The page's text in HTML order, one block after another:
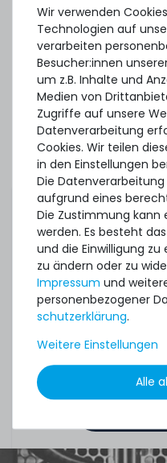
HP Cache Power Cable /
Backed Write Cache
0.6
Wir verwenden
Technologien auf
verarbeiten
Besucher:innen
um z.B. Inhalte und
Medien von
Zugriffe auf unsere
Datenverarbeitung
Cookies. Wir teilen
in den Einstellungen
Die
aufgrund eines
Die Zustimmung
werden. Es besteht
und die Einwilligung
zu ändern oder zu
Impressum und
personenbezogener
schutz­erklärung.
Weitere Einstellungen
Alle